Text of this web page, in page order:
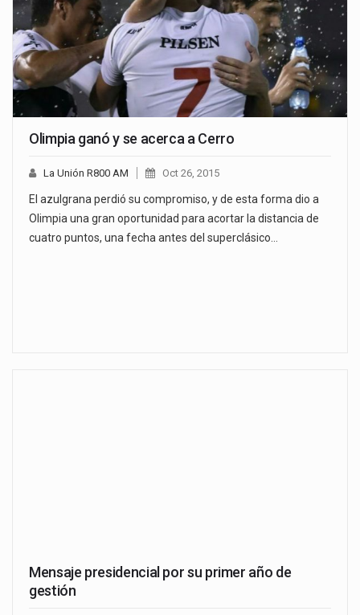
Olimpia ganó y se acerca a Cerro
La Unión R800 AM Oct 26, 2015
El azulgrana perdió su compromiso, y de esta forma dio a
Olimpia una gran oportunidad para acortar la distancia de
cuatro puntos, una fecha antes del superclásico…
Mensaje presidencial por su primer año de
gestión